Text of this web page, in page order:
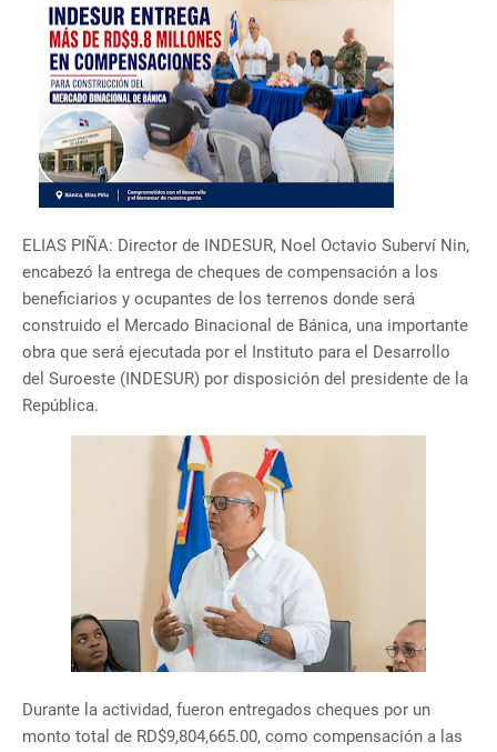
ELIAS PIÑA: Director de INDESUR, Noel Octavio Suberví Nin,
encabezó la entrega de cheques de compensación a los
beneficiarios y ocupantes de los terrenos donde será
construido el Mercado Binacional de Bánica, una importante
obra que será ejecutada por el Instituto para el Desarrollo
del Suroeste (INDESUR) por disposición del presidente de la
República.
Durante la actividad, fueron entregados cheques por un
monto total de RD$9,804,665.00, como compensación a las